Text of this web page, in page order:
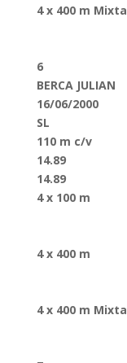
4 x 400 m Mixta
6
BERCA JULIAN
16/06/2000
SL
110 m c/v
14.89
14.89
4 x 100 m
4 x 400 m
4 x 400 m Mixta